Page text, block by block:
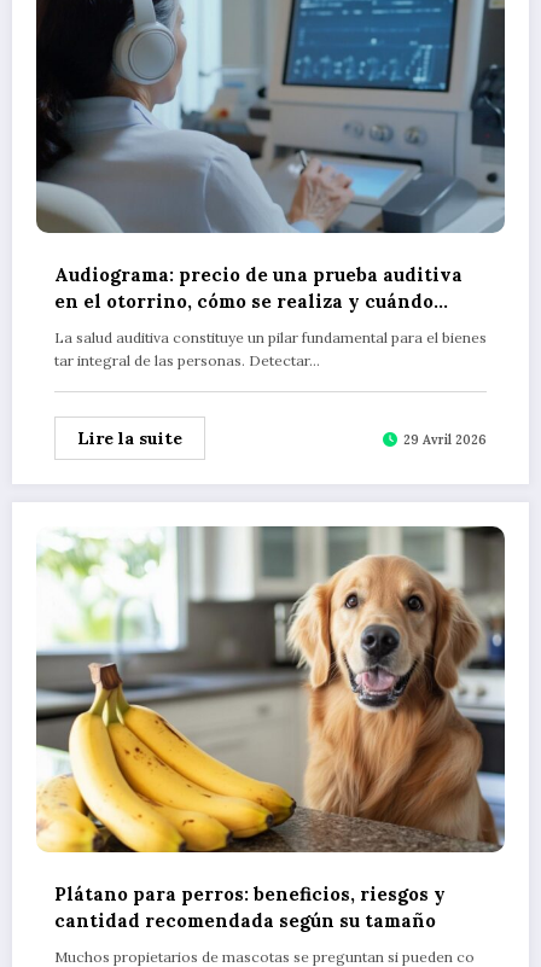
Audiograma: precio de una prueba auditiva
en el otorrino, cómo se realiza y cuándo
necesitas una
La salud auditiva constituye un pilar fundamental para el bienes
tar integral de las personas. Detectar…
Lire la suite 29 Avril 2026
Plátano para perros: beneficios, riesgos y
cantidad recomendada según su tamaño
Muchos propietarios de mascotas se preguntan si pueden co